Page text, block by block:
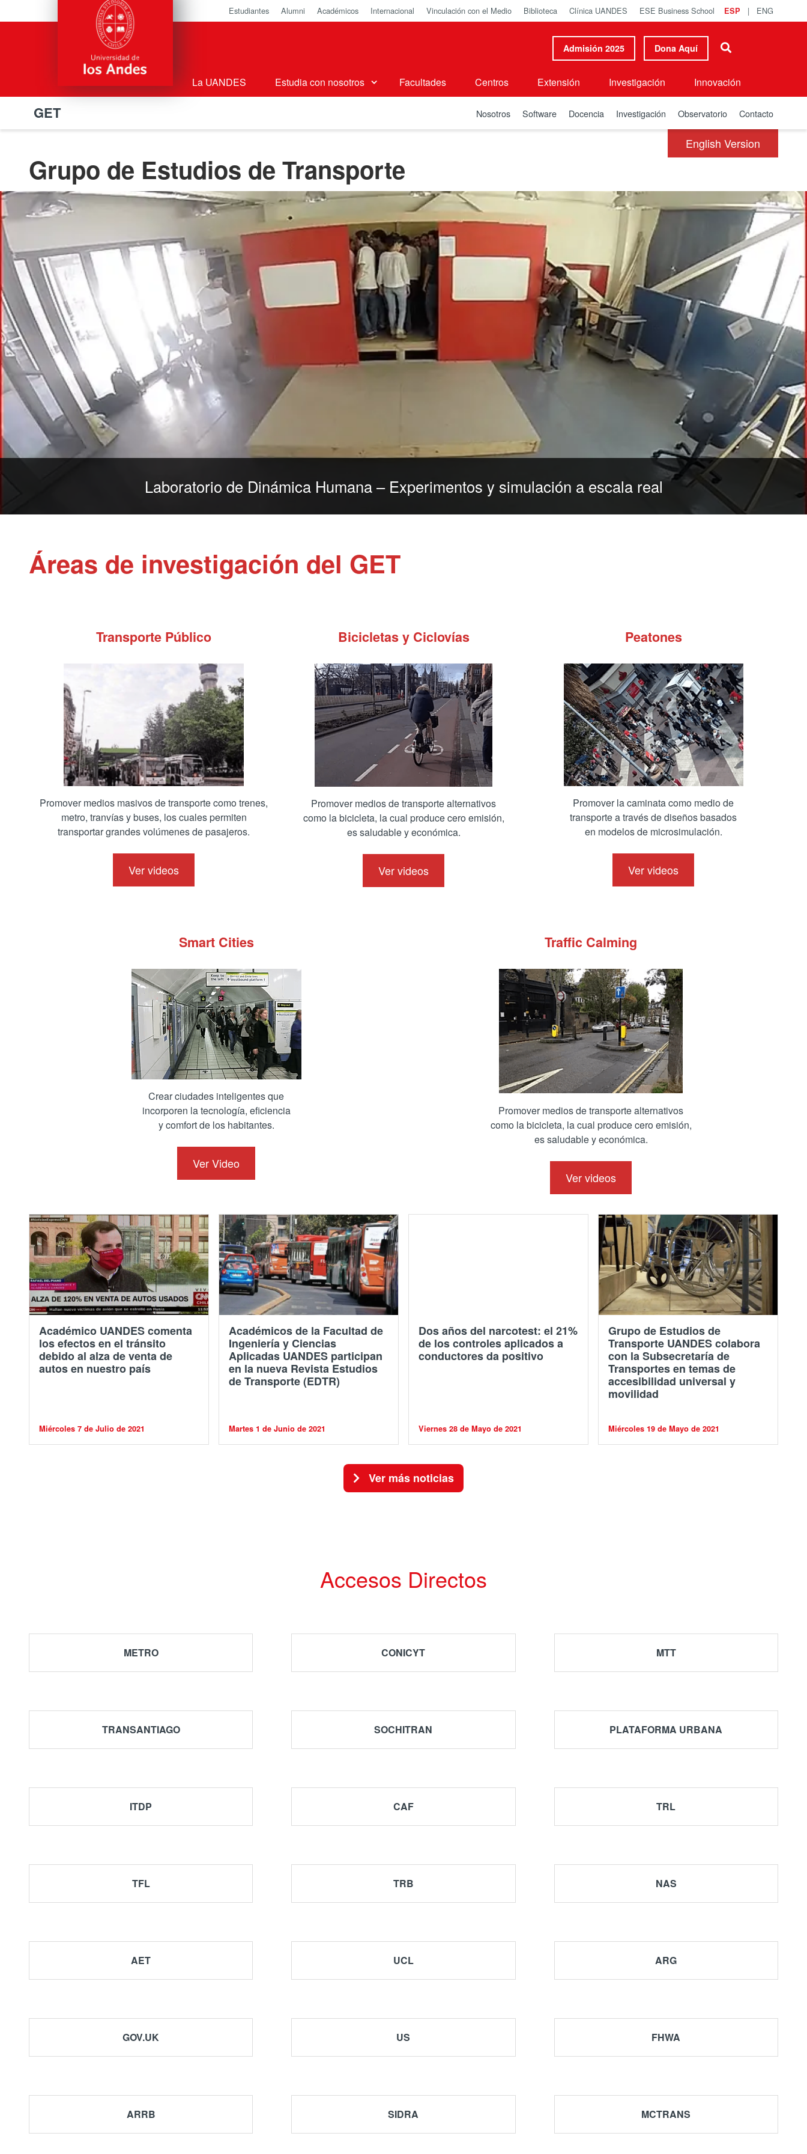
Estudiantes Alumni Académicos Internacional Vinculación con el Medio Biblioteca Clínica UANDES ESE Business School ESP | ENG
Admisión 2025 Dona Aquí
La UANDES Estudia con nosotros Facultades Centros Extensión Investigación Innovación
GET Nosotros Software Docencia Investigación Observatorio Contacto
English Version
Grupo de Estudios de Transporte
Laboratorio de Dinámica Humana – Experimentos y simulación a escala real
Especialización en Transporte – Neoparaderos elaborado por estudiantes UANDES
Equipo Get – En Congreso PANAM 2014, España
Manual de Prioridades a Bus – Ingeniería y gestión de tránsito
Áreas de investigación del GET
Transporte Público
Promover medios masivos de transporte como trenes,
metro, tranvías y buses, los cuales permiten
transportar grandes volúmenes de pasajeros.
Ver videos
Bicicletas y Ciclovías
Promover medios de transporte alternativos
como la bicicleta, la cual produce cero emisión,
es saludable y económica.
Ver videos
Peatones
Promover la caminata como medio de
transporte a través de diseños basados
en modelos de microsimulación.
Ver videos
Smart Cities
Crear ciudades inteligentes que
incorporen la tecnología, eficiencia
y comfort de los habitantes.
Ver Video
Traffic Calming
Promover medios de transporte alternativos
como la bicicleta, la cual produce cero emisión,
es saludable y económica.
Ver videos
Académico UANDES comenta
los efectos en el tránsito
debido al alza de venta de
autos en nuestro país
Miércoles 7 de Julio de 2021
Académicos de la Facultad de
Ingeniería y Ciencias
Aplicadas UANDES participan
en la nueva Revista Estudios
de Transporte (EDTR)
Martes 1 de Junio de 2021
Dos años del narcotest: el 21%
de los controles aplicados a
conductores da positivo
Viernes 28 de Mayo de 2021
Grupo de Estudios de
Transporte UANDES colabora
con la Subsecretaría de
Transportes en temas de
accesibilidad universal y
movilidad
Miércoles 19 de Mayo de 2021
Ver más noticias
Accesos Directos
METRO CONICYT MTT
TRANSANTIAGO SOCHITRAN PLATAFORMA URBANA
ITDP CAF TRL
TFL TRB NAS
AET UCL ARG
GOV.UK US FHWA
ARRB SIDRA MCTRANS